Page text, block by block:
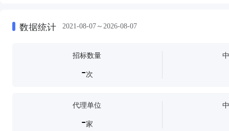
数据统计 2021-08-07～2026-08-07
招标数量
-次
代理单位
-家